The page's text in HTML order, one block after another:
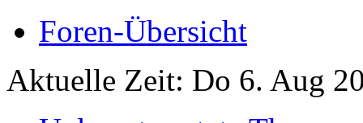
Foren-Übersicht
Aktuelle Zeit: Do 6. Aug